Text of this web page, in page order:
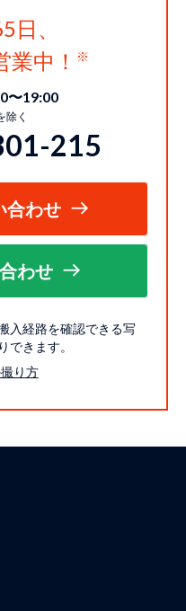
日、
中！
〜19:00
除く
215
合わせ
わせ
入経路を確認できる写
できます。
り方